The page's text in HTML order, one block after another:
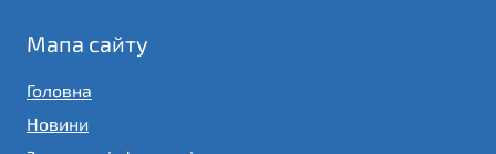
Мапа сайту
Головна
Новини